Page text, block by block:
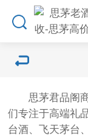
思茅君品阁商
们专注于高端礼
台酒、飞天茅台